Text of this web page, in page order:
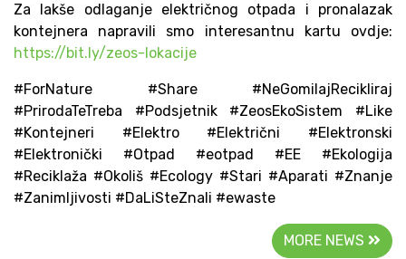
Za lakše odlaganje električnog otpada i pronalazak
kontejnera napravili smo interesantnu kartu ovdje:
https://bit.ly/zeos-lokacije
#ForNature #Share #NeGomilajRecikliraj
#PrirodaTeTreba #Podsjetnik #ZeosEkoSistem #Like
#Kontejneri #Elektro #Električni #Elektronski
#Elektronički #Otpad #eotpad #EE #Ekologija
#Reciklaža #Okoliš #Ecology #Stari #Aparati #Znanje
#Zanimljivosti #DaLiSteZnali #ewaste
MORE NEWS